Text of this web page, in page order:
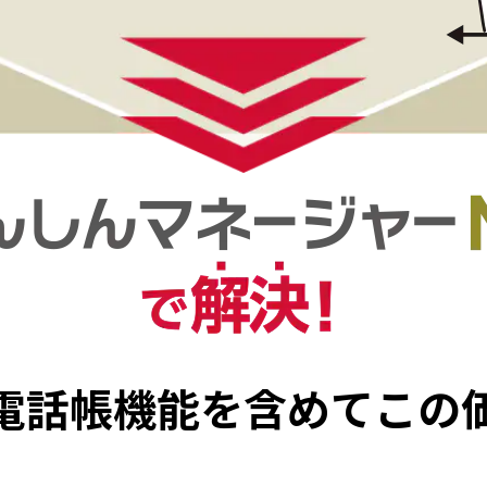
話帳機能を含めてこの